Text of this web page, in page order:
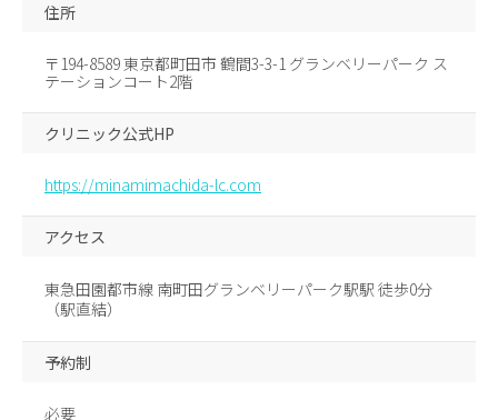
住所
〒194-8589 東京都町田市 鶴間3-3-1 グランベリーパーク ス
テーションコート2階
クリニック公式HP
https://minamimachida-lc.com
アクセス
東急田園都市線 南町田グランベリーパーク駅駅 徒歩0分
（駅直結）
予約制
必要